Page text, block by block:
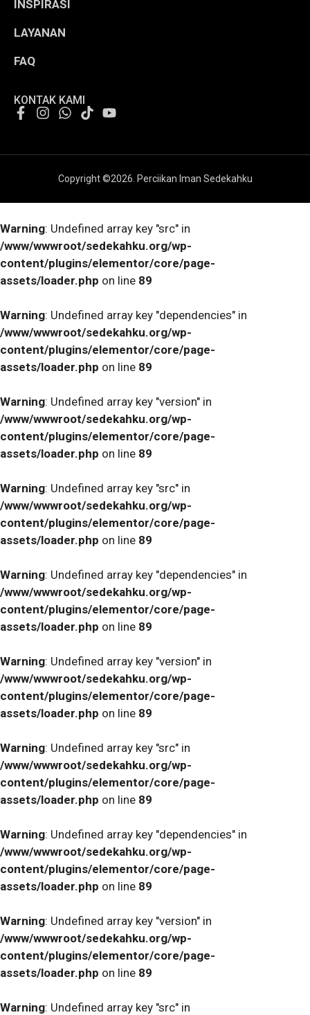
INSPIRASI
LAYANAN
FAQ
KONTAK KAMI
Copyright ©2026 . Perciikan Iman Sedekahku
Warning: Undefined array key "src" in
/www/wwwroot/sedekahku.org/wp-
content/plugins/elementor/core/page-
assets/loader.php on line 89
Warning: Undefined array key "dependencies" in
/www/wwwroot/sedekahku.org/wp-
content/plugins/elementor/core/page-
assets/loader.php on line 89
Warning: Undefined array key "version" in
/www/wwwroot/sedekahku.org/wp-
content/plugins/elementor/core/page-
assets/loader.php on line 89
Warning: Undefined array key "src" in
/www/wwwroot/sedekahku.org/wp-
content/plugins/elementor/core/page-
assets/loader.php on line 89
Warning: Undefined array key "dependencies" in
/www/wwwroot/sedekahku.org/wp-
content/plugins/elementor/core/page-
assets/loader.php on line 89
Warning: Undefined array key "version" in
/www/wwwroot/sedekahku.org/wp-
content/plugins/elementor/core/page-
assets/loader.php on line 89
Warning: Undefined array key "src" in
/www/wwwroot/sedekahku.org/wp-
content/plugins/elementor/core/page-
assets/loader.php on line 89
Warning: Undefined array key "dependencies" in
/www/wwwroot/sedekahku.org/wp-
content/plugins/elementor/core/page-
assets/loader.php on line 89
Warning: Undefined array key "version" in
/www/wwwroot/sedekahku.org/wp-
content/plugins/elementor/core/page-
assets/loader.php on line 89
Warning: Undefined array key "src" in